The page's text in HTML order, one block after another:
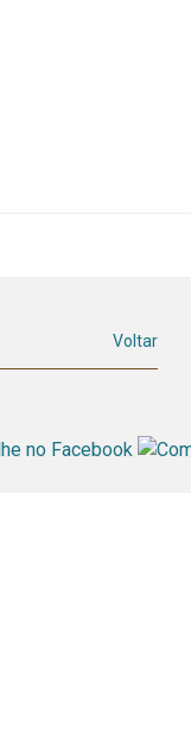
Voltar